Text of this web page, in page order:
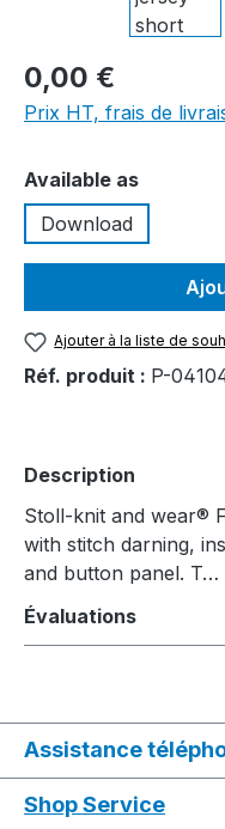
0,00 €
Prix HT, frais de
Sélectionnez
Available as
Download
Ajouter à la liste de
Réf. produit : P-
Description
Stoll-knit and wear®
with stitch darning,
and button panel. T…
Évaluations
Assistance
Shop Service